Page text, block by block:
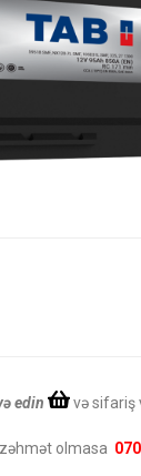
edin
və sifariş
zəhmət olmasa